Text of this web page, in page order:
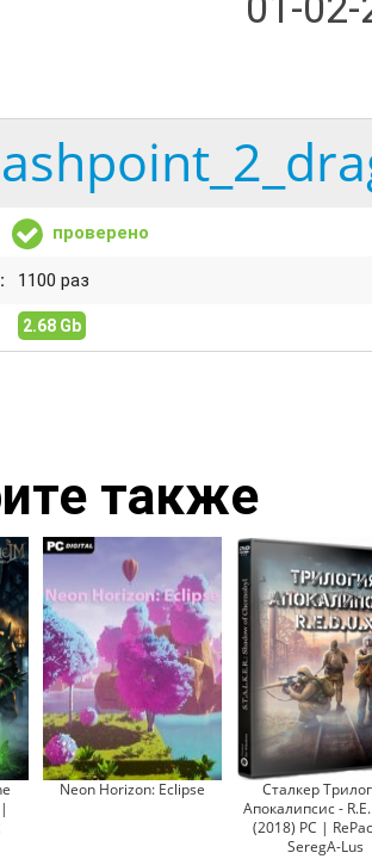
проверено
1100 раз
2.68 Gb
также
Neon Horizon: Eclipse
Сталкер
Апокалипсис -
(2018) PC |
SeregA-Lus